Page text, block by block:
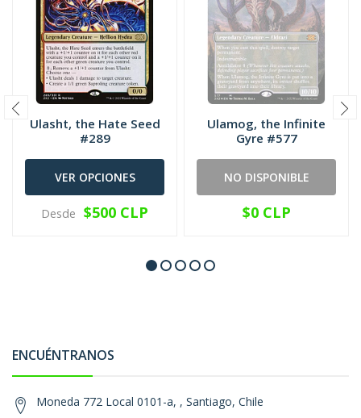
Ulasht, the Hate Seed
#289
VER OPCIONES
Desde $500 CLP
Ulamog, the Infinite
Gyre #577
NO DISPONIBLE
$0 CLP
ENCUÉNTRANOS
Moneda 772 Local 0101-a, , Santiago, Chile